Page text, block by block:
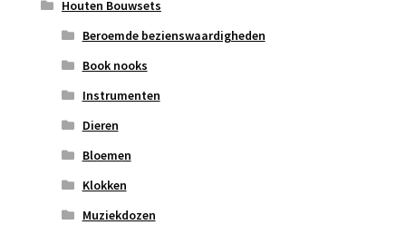
Houten Bouwsets
Beroemde bezienswaardigheden
Book nooks
Instrumenten
Dieren
Bloemen
Klokken
Muziekdozen